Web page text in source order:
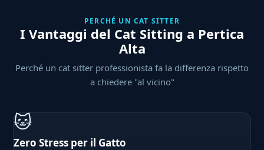
PERCHÉ UN CAT SITTER
I Vantaggi del Cat Sitting a Pertica
Alta
Perché un cat sitter professionista fa la differenza rispetto
a chiedere "al vicino"
🐱
Zero Stress per il Gatto